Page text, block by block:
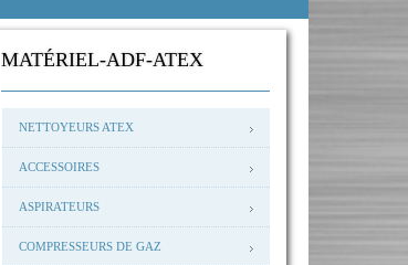
MATÉRIEL-ADF-ATEX
NETTOYEURS ATEX
ACCESSOIRES
ASPIRATEURS
COMPRESSEURS DE GAZ